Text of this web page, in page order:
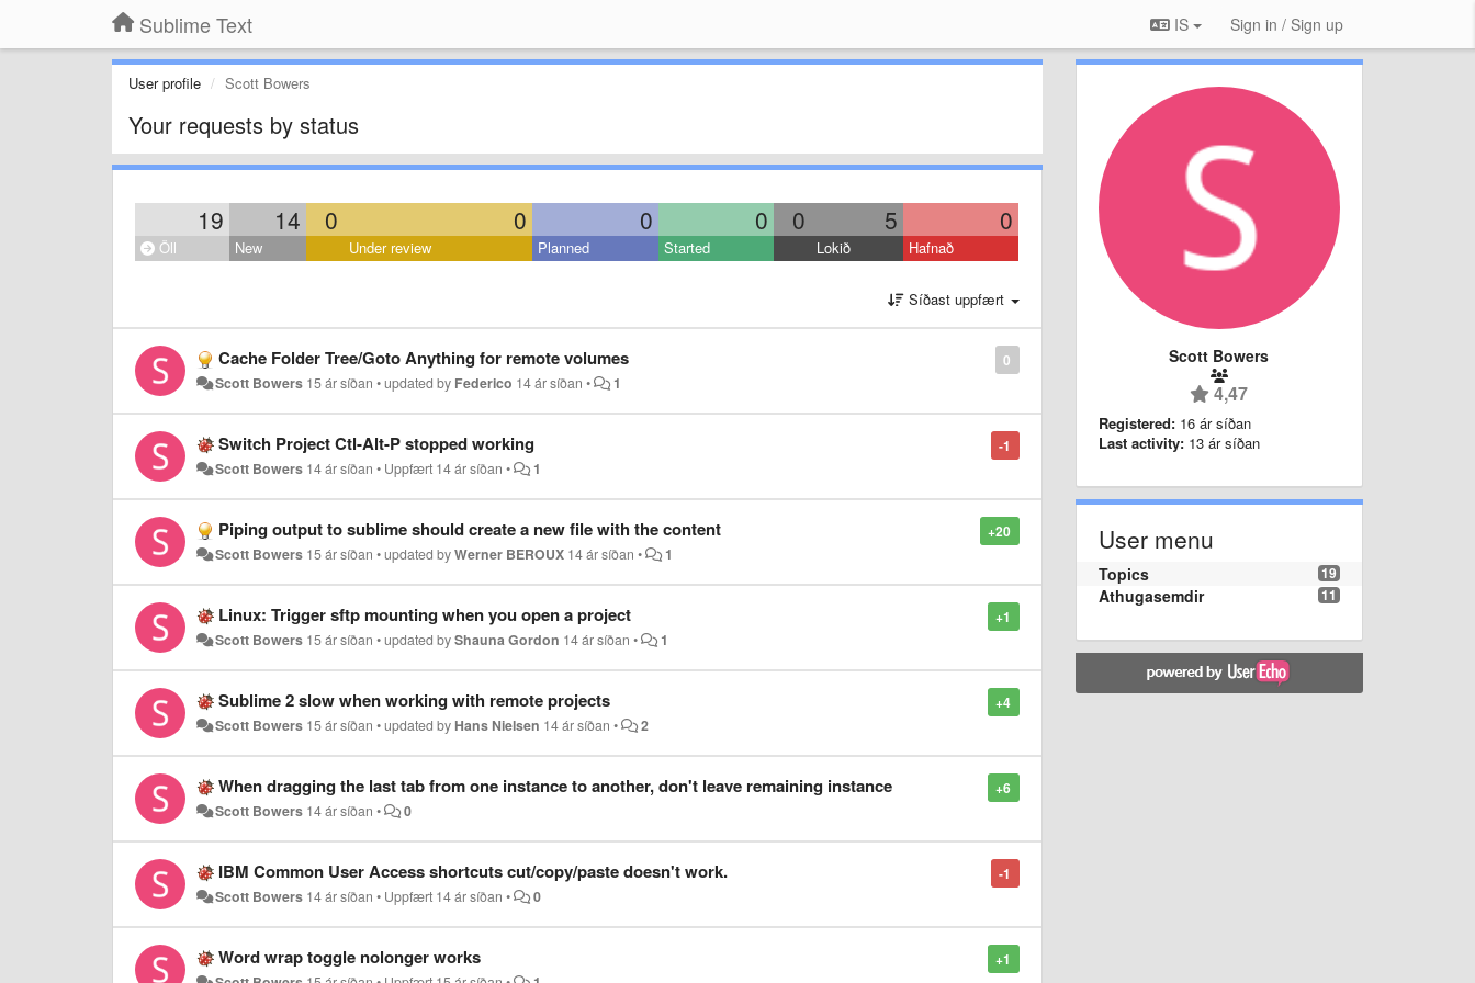
Sublime Text IS Sign in / Sign up
User profile Scott Bowers
Your requests by status
19 14 0 0 0 0 0 5 0
Öll New Under review Planned Started Lokið Hafnað
Síðast uppfært
0
Cache Folder Tree/Goto Anything for remote volumes
Scott Bowers 15 ár síðan •updated by Federico 14 ár síðan • 1
-1
Switch Project Ctl-Alt-P stopped working
Scott Bowers 14 ár síðan • Uppfært 14 ár síðan • 1
+20
Piping output to sublime should create a new file with the content
Scott Bowers 15 ár síðan •updated byWerner BEROUX 14 ár síðan • 1
+1
Linux: Trigger sftp mounting when you open a project
Scott Bowers 15 ár síðan •updated byShauna Gordon 14 ár síðan • 1
+4
Sublime 2 slow when working with remote projects
Scott Bowers 15 ár síðan •updated by Hans Nielsen 14 ár síðan • 2
+6
When dragging the last tab from one instance to another, don't leave remaining instance
Scott Bowers 14 ár síðan • 0
-1
IBM Common User Access shortcuts cut/copy/paste doesn't work.
Scott Bowers 14 ár síðan • Uppfært 14 ár síðan • 0
+1
Word wrap toggle nolonger works
Scott Bowers
4,47
Registered: 16 ár síðan
Last activity: 13 ár síðan
User menu
19
Topics
11
Athugasemdir